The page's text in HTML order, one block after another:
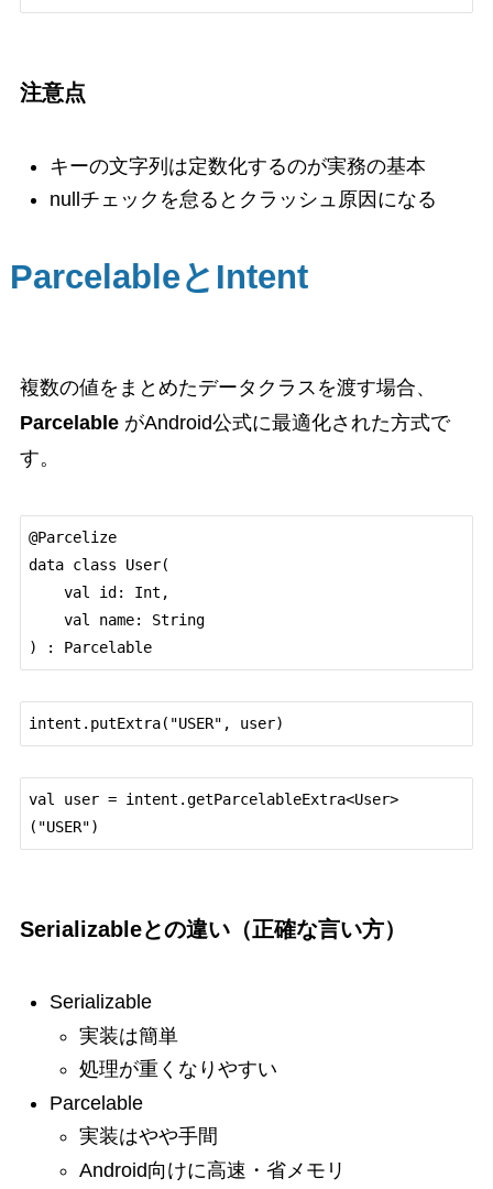
注意点
キーの文字列は定数化するのが実務の基本
nullチェックを怠るとクラッシュ原因になる
ParcelableとIntent
複数の値をまとめたデータクラスを渡す場合、
ParcelableがAndroid公式に最適化された方式で
す。
@Parcelize
data class User(
) : Parcelable
val user = intent.getParcelableExtra<User>
Serializableとの違い（正確な言い方）
Serializable
実装は簡単
処理が重くなりやすい
Parcelable
実装はやや手間
Android向けに高速・省メモリ